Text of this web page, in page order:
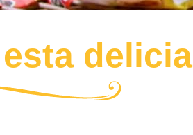
delicia